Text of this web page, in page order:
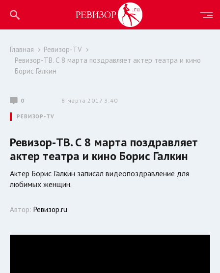
Главная
Ревизор-TV
Ревизор-ТВ. С 8 марта поздравляет актер театра и кино
Борис Галкин
0 8 марта 2017 3:40
РЕВИЗОР-TV
Ревизор-ТВ. С 8 марта поздравляет
актер театра и кино Борис Галкин
Актер Борис Галкин записал видеопоздравление для
любимых женщин.
Автор: Ревизор.ru